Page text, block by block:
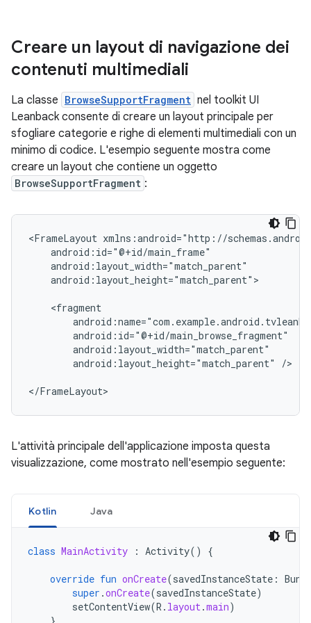
Creare un layout di navigazione dei
contenuti multimediali
La classe BrowseSupportFragment nel toolkit UI
Leanback consente di creare un layout principale per
sfogliare categorie e righe di elementi multimediali con un
minimo di codice. L'esempio seguente mostra come
creare un layout che contiene un oggetto
BrowseSupportFragment :
<FrameLayout
android:layout_height="match_parent">
android:layout_height="match_parent"
/>
</FrameLayout>
L'attività principale dell'applicazione imposta questa
visualizzazione, come mostrato nell'esempio seguente:
Kotlin Java
class MainActivity : Activity() {
override fun onCreate(savedInstanceState :
super .onCreate(savedInstanceState)
setContentView(R . layout.main)